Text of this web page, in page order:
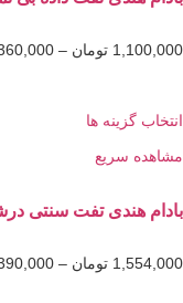
تومان –
360,000 تومان
ها
سریع
هندی تفت سنتی درشت
تومان –
390,000 تومان